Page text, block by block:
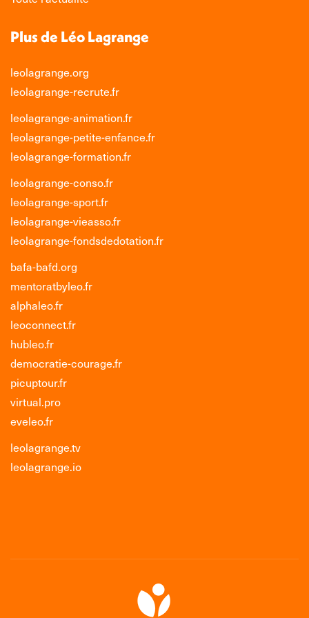
Plus de Léo Lagrange
leolagrange.org
leolagrange-recrute.fr
leolagrange-animation.fr
leolagrange-petite-enfance.fr
leolagrange-formation.fr
leolagrange-conso.fr
leolagrange-sport.fr
leolagrange-vieasso.fr
leolagrange-fondsdedotation.fr
bafa-bafd.org
mentoratbyleo.fr
alphaleo.fr
leoconnect.fr
hubleo.fr
democratie-courage.fr
picuptour.fr
virtual.pro
eveleo.fr
leolagrange.tv
leolagrange.io